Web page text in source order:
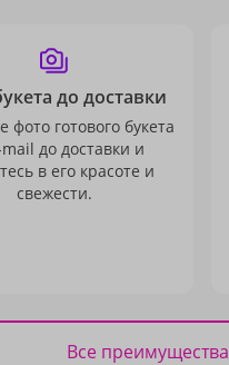
до доставки
фото готового букета
до доставки и
в его красоте и
свежести.
Все преимущества